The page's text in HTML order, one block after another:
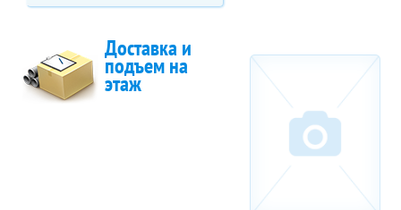
Доставка и
подъем на
этаж